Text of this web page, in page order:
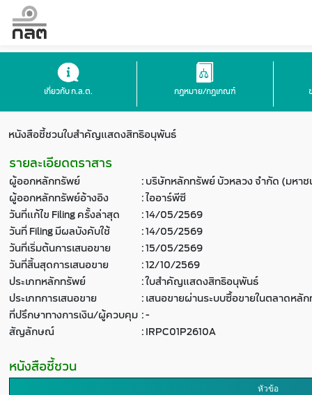
เกี่ยวกับ ก.ล.ต. กฎหมาย/กฎเกณฑ์
หนังสือชี้ชวนใบสำคัญแสดงสิทธิอนุพันธ์
รายละเอียดตราสาร
ผู้ออกหลักทรัพย์ :บริษัทหลักทรัพย์ บัวหลวง จำกัด (มหา
ผู้ออกหลักทรัพย์อ้างอิง
:ไออาร์พีซี
วันที่แก้ไข Filing ครั้งล่าสุด
:14/05/2569
วันที่ Filing มีผลบังคับใช้
:14/05/2569
วันที่เริ่มต้นการเสนอขาย
:15/05/2569
วันที่สิ้นสุดการเสนอขาย
:12/10/2569
ประเภทหลักทรัพย์
:ใบสำคัญแสดงสิทธิอนุพันธ์
ประเภทการเสนอขาย
:เสนอขายผ่านระบบซื้อขายในตลาดหลั
ที่ปรึกษาทางการเงิน/ผู้ควบคุม :-
สัญลักษณ์
:IRPC01P2610A
หนังสือชี้ชวน
หัวข้อ